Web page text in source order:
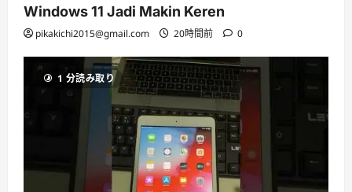
Windows 11 Jadi Makin Keren
pikakichi2015@gmail.com 20時間前 0
1 分読み取り